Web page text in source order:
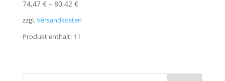
74,47 €– 80,42 €
zzgl.Versandkosten
Produkt enthält: 1 l